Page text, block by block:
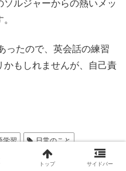
ったので、英会話の練習
もしれませんが、自己責
学習 日常のこと
る トップ サイドバー